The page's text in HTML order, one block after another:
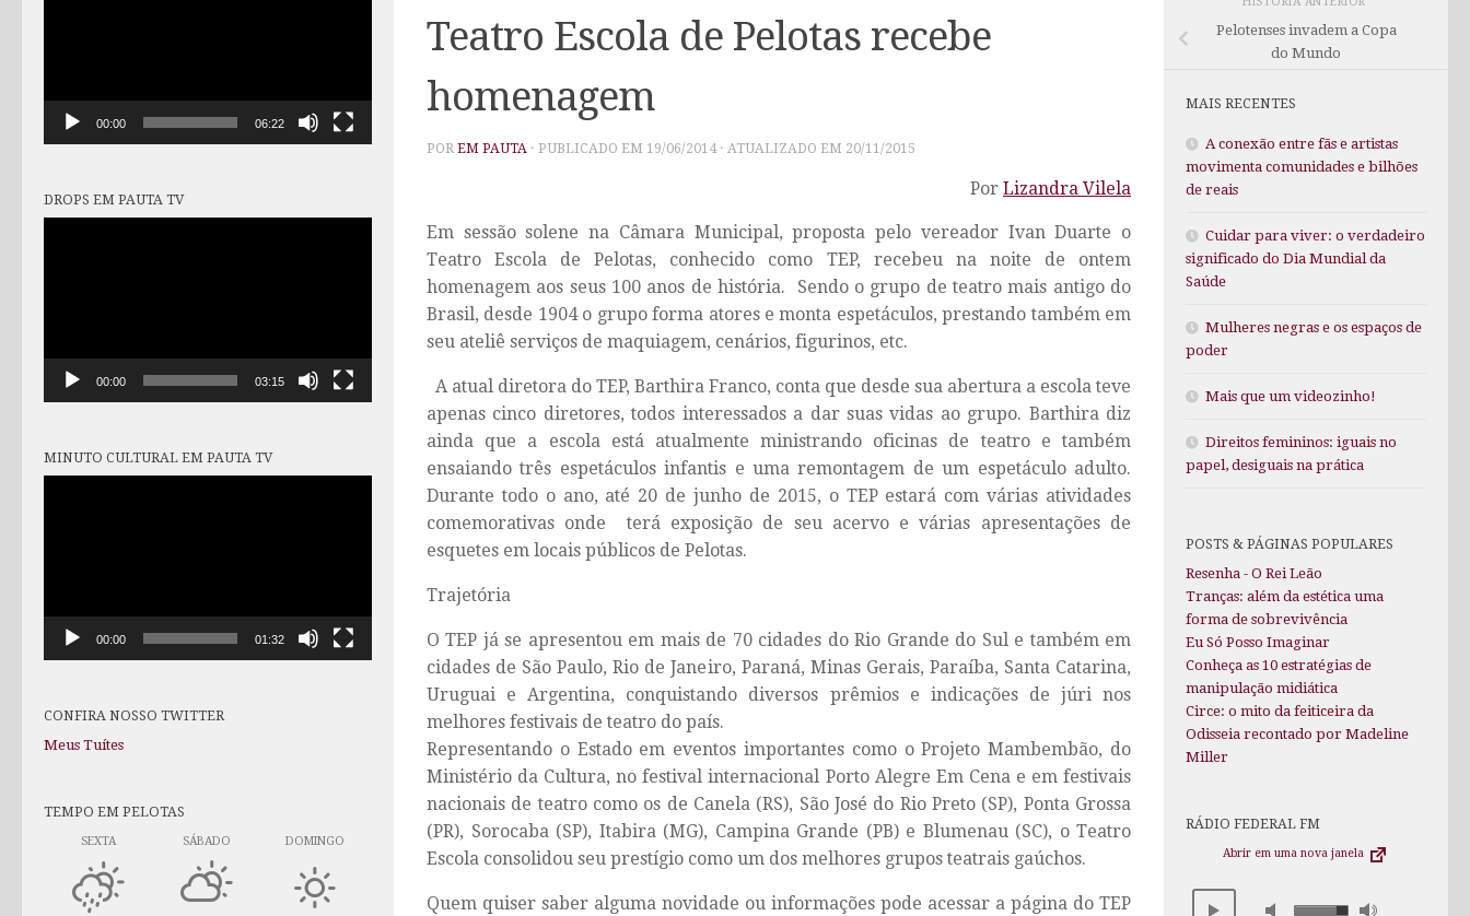
Teatro Escola de Pelotas recebe
homenagem
POR EM PAUTA · PUBLICADO EM 19/06/2014· ATUALIZADO EM 20/11/2015
Por Lizandra Vilela
Em sessão solene na Câmara Municipal, proposta pelo vereador Ivan Duarte o
Teatro Escola de Pelotas, conhecido como TEP, recebeu na noite de ontem
homenagem aos seus 100 anos de história. Sendo o grupo de teatro mais antigo do
Brasil, desde 1904 o grupo forma atores e monta espetáculos, prestando também em
seu ateliê serviços de maquiagem, cenários, figurinos, etc.
A atual diretora do TEP, Barthira Franco, conta que desde sua abertura a escola teve
apenas cinco diretores, todos interessados a dar suas vidas ao grupo. Barthira diz
ainda que a escola está atualmente ministrando oficinas de teatro e também
ensaiando três espetáculos infantis e uma remontagem de um espetáculo adulto.
Durante todo o ano, até 20 de junho de 2015, o TEP estará com várias atividades
comemorativas onde terá exposição de seu acervo e várias apresentações de
esquetes em locais públicos de Pelotas.
Trajetória
O TEP já se apresentou em mais de 70 cidades do Rio Grande do Sul e também em
cidades de São Paulo, Rio de Janeiro, Paraná, Minas Gerais, Paraíba, Santa Catarina,
Uruguai e Argentina, conquistando diversos prêmios e indicações de júri nos
melhores festivais de teatro do país.
Representando o Estado em eventos importantes como o Projeto Mambembão, do
Ministério da Cultura, no festival internacional Porto Alegre Em Cena e em festivais
nacionais de teatro como os de Canela (RS), São José do Rio Preto (SP), Ponta Grossa
(PR), Sorocaba (SP), Itabira (MG), Campina Grande (PB) e Blumenau (SC), o Teatro
Escola consolidou seu prestígio como um dos melhores grupos teatrais gaúchos.
Quem quiser saber alguma novidade ou informações pode acessar a página do TEP
00:00 06:22
DROPS EM PAUTA TV
00:00 03:15
MINUTO CULTURAL EM PAUTA TV
00:00 01:32
CONFIRA NOSSO TWITTER
Meus Tuítes
TEMPO EM PELOTAS
SEXTA SÁBADO DOMINGO
Pelotenses invadem a Copa
do Mundo
MAIS RECENTES
A conexão entre fãs e artistas
movimenta comunidades e bilhões
de reais
Cuidar para viver: o verdadeiro
significado do Dia Mundial da
Saúde
Mulheres negras e os espaços de
poder
Mais que um videozinho!
Direitos femininos: iguais no
papel, desiguais na prática
POSTS & PÁGINAS POPULARES
Resenha - O Rei Leão
Tranças: além da estética uma
forma de sobrevivência
Eu Só Posso Imaginar
Conheça as 10 estratégias de
manipulação midiática
Circe: o mito da feiticeira da
Odisseia recontado por Madeline
Miller
RÁDIO FEDERAL FM
Abrir em uma nova janela